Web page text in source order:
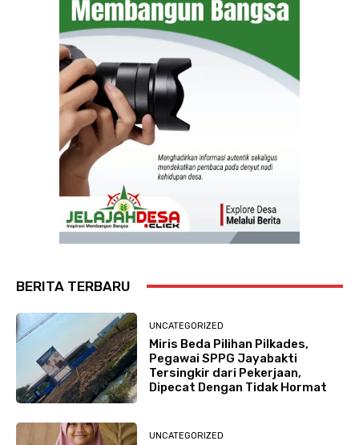
BERITA TERBARU
UNCATEGORIZED
Miris Beda Pilihan Pilkades,
Pegawai SPPG Jayabakti
Tersingkir dari Pekerjaan,
Dipecat Dengan Tidak Hormat
UNCATEGORIZED